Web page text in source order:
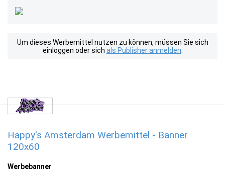
Um dieses Werbemittel nutzen zu können, müssen Sie sich
einloggen oder sich als Publisher anmelden
Happy's Amsterdam Werbemittel - Banner
120x60
Werbebanner